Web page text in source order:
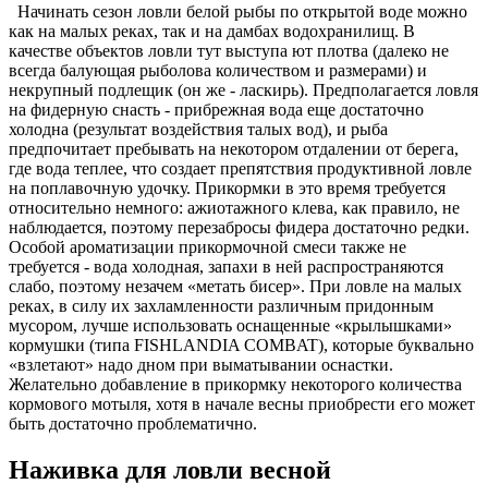
Начинать сезон ловли белой рыбы по открытой воде можно
как на малых реках, так и на дамбах водохранилищ. В
качестве объектов ловли тут выступа ют плотва (далеко не
всегда балующая рыболова количеством и размерами) и
некрупный подлещик (он же - ласкирь). Предполагается ловля
на фидерную снасть - прибрежная вода еще достаточно
холодна (результат воздействия талых вод), и рыба
предпочитает пребывать на некотором отдалении от берега,
где вода теплее, что создает препятствия продуктивной ловле
на поплавочную удочку. Прикормки в это время требуется
относительно немного: ажиотажного клева, как правило, не
наблюдается, поэтому перезабросы фидера достаточно редки.
Особой ароматизации прикормочной смеси также не
требуется - вода холодная, запахи в ней распространяются
слабо, поэтому незачем «метать бисер». При ловле на малых
реках, в силу их захламленности различным придонным
мусором, лучше использовать оснащенные «крылышками»
кормушки (типа FISHLANDIA COMBAT), которые буквально
«взлетают» надо дном при выматывании оснастки.
Желательно добавление в прикормку некоторого количества
кормового мотыля, хотя в начале весны приобрести его может
быть достаточно проблематично.
Наживка для ловли весной